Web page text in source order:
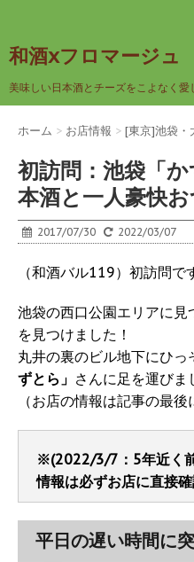
和酒xフロマージュ
美味しい日本酒とチーズをこよなく
ホーム > お店情報 > [東京]池袋・
初訪問：池袋「
本酒と一人豪快
2017/07/30 2022/03/07
（和酒バル119）初訪問で
池袋の西口公園エリアに
を見つけました！
丸井の裏のビル地下にひっ
ずとら」 さんに足を運びま
（お店の情報は記事の最後
※(2022/3/7：5年近く
情報は必ずお店に直接確
平日の遅い時間に